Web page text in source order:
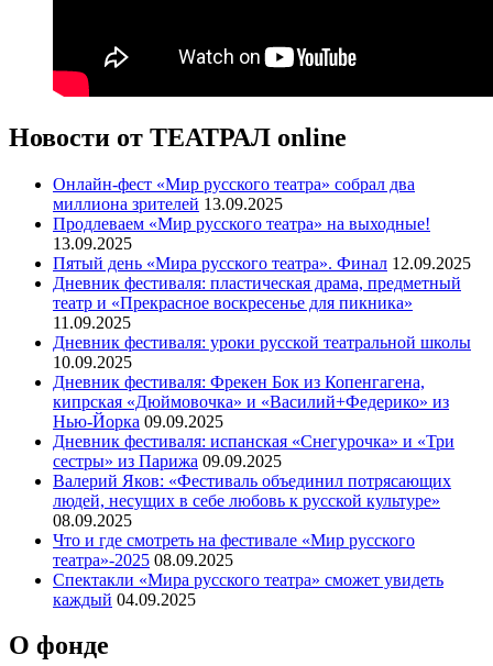
Новости от ТЕАТРАЛ online
Онлайн-фест «Мир русского театра» собрал два
миллиона зрителей 13.09.2025
Продлеваем «Мир русского театра» на выходные!
13.09.2025
Пятый день «Мира русского театра». Финал 12.09.2025
Дневник фестиваля: пластическая драма, предметный
театр и «Прекрасное воскресенье для пикника»
11.09.2025
Дневник фестиваля: уроки русской театральной школы
10.09.2025
Дневник фестиваля: Фрекен Бок из Копенгагена,
кипрская «Дюймовочка» и «Василий+Федерико» из
Нью-Йорка 09.09.2025
Дневник фестиваля: испанская «Снегурочка» и «Три
сестры» из Парижа 09.09.2025
Валерий Яков: «Фестиваль объединил потрясающих
людей, несущих в себе любовь к русской культуре»
08.09.2025
Что и где смотреть на фестивале «Мир русского
театра»-2025 08.09.2025
Спектакли «Мира русского театра» сможет увидеть
каждый 04.09.2025
О фонде